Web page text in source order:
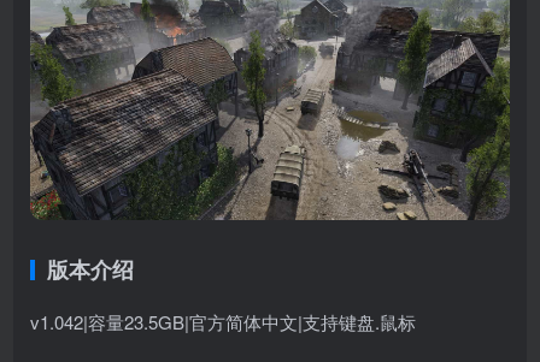
版本介绍
v1.042|容量23.5GB|官方简体中文|支持键盘.鼠标